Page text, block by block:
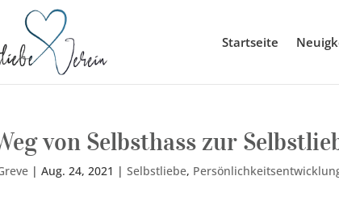
Startseite
von Selbsthass zur
|Aug. 24, 2021 |Selbstliebe,